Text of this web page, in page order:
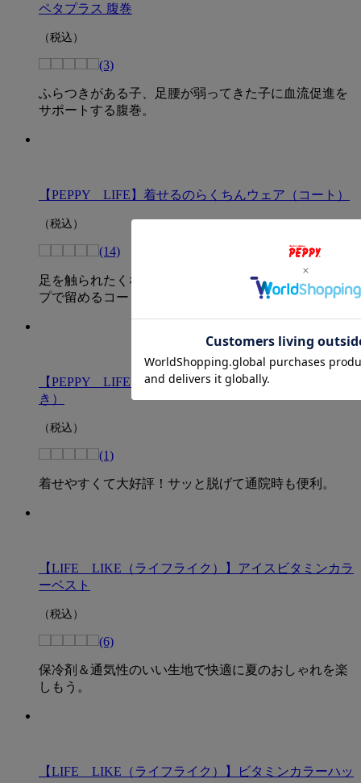
ペタプラス 腹巻
（税込）
(3)
ふらつきがある子、足腰が弱ってきた子に血流促進を
サポートする腹巻。
【PEPPY LIFE】着せるのらくちんウェア（コート）
（税込）
(14)
足を触られたくない子に。頭を通してワンタッチテー
プで留めるコート
【PEPPY LIFE】着せるのらくちんウェア（背中開
き）
（税込）
(1)
着せやすくて大好評！サッと脱げて通院時も便利。
【LIFE LIKE（ライフライク）】アイスビタミンカラ
ーベスト
（税込）
(6)
保冷剤＆通気性のいい生地で快適に夏のおしゃれを楽
しもう。
【LIFE LIKE（ライフライク）】ビタミンカラーハッ